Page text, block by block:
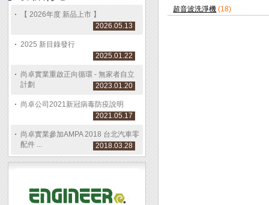
【 2026年度 新品上市 】
2026.05.13
2025 新目錄發行
2025.01.22
尚卓實業重啟正向循環 - 無家者自立
計劃
2023.01.20
尚卓公司2021新冠病毒防疫說明
2021.05.17
尚卓實業參加AMPA 2018 台北汽車零
配件 ...
2018.03.28
超音波洗淨機 (18)